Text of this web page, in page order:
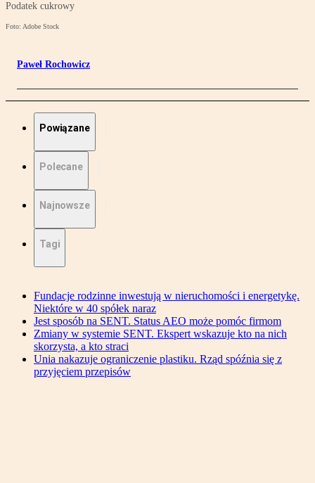
Podatek cukrowy
Foto: Adobe Stock
Paweł Rochowicz
Powiązane
Polecane
Najnowsze
Tagi
Fundacje rodzinne inwestują w nieruchomości i energetykę.
Niektóre w 40 spółek naraz
Jest sposób na SENT. Status AEO może pomóc firmom
Zmiany w systemie SENT. Ekspert wskazuje kto na nich
skorzysta, a kto straci
Unia nakazuje ograniczenie plastiku. Rząd spóźnia się z
przyjęciem przepisów